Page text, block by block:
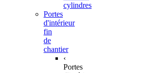
cylindres
Portes
d'intérieur
fin
de
chantier
‹
Portes